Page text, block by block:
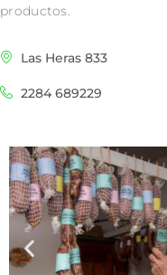
productos.
Las Heras 833
2284 689229